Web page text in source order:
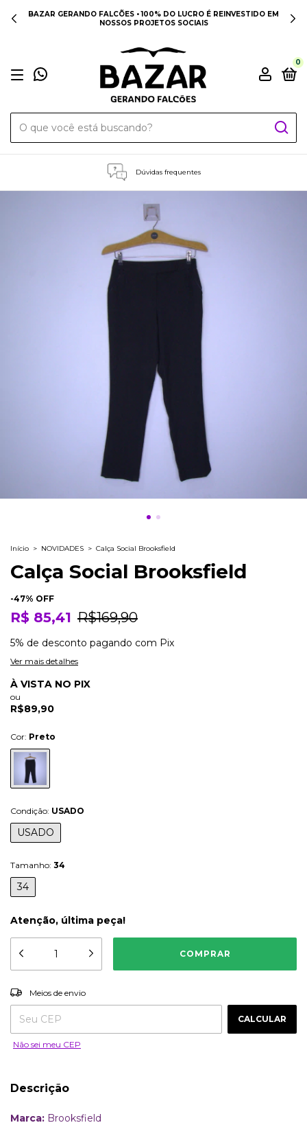
BAZAR GERANDO FALCÕES • 100% DO LUCRO É REINVESTIDO EM
NOSSOS PROJETOS SOCIAIS
0
Dúvidas frequentes
Início > NOVIDADES > Calça Social Brooksfield
Calça Social Brooksfield
-47% OFF
R$ 85,41 R$169,90
5% de desconto pagando com Pix
Ver mais detalhes
À VISTA NO PIX
ou
R$89,90
Cor: Preto
Condição: USADO
USADO
Tamanho: 34
34
Atenção, última peça!
Entregas para o CEP:
Meios de envio
CALCULAR
Não sei meu CEP
Descrição
Marca: Brooksfield